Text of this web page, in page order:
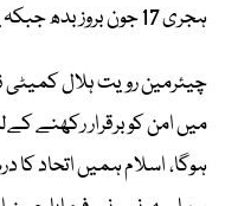
ہجری 17 جون بروز بدھ جبکہ یوم عاشور 26 جون بروز جمعہ ہوگا۔
چیئرمین رویت ہلال کمیٹی
میں امن کو برقرار رکھنے
ہوگا، اسلام ہمیں اتحاد کا